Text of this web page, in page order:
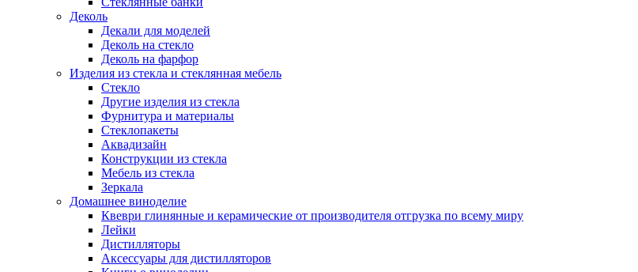
Деколь
Декали для моделей
Деколь на стекло
Деколь на фарфор
Изделия из стекла и стеклянная мебель
Стекло
Другие изделия из стекла
Фурнитура и материалы
Стеклопакеты
Аквадизайн
Конструкции из стекла
Мебель из стекла
Зеркала
Домашнее виноделие
Квеври глинянные и керамические от производителя отгрузка по всему миру
Лейки
Дистилляторы
Аксессуары для дистилляторов